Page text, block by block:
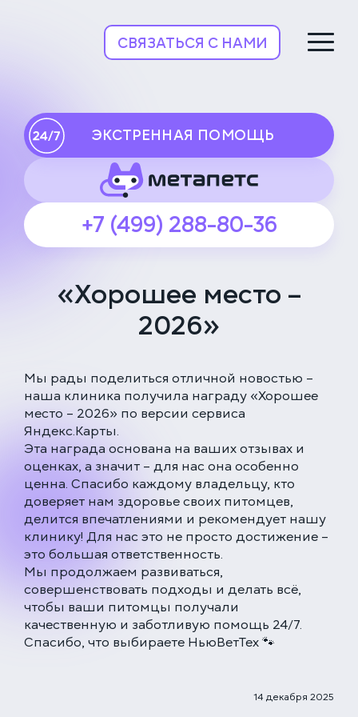
СВЯЗАТЬСЯ С НАМИ
ЭКСТРЕННАЯ ПОМОЩЬ
+7 (499) 288-80-36
«Хорошее место –
2026»
Мы рады поделиться отличной новостью –
наша клиника получила награду «Хорошее
место – 2026» по версии сервиса
Яндекс.Карты.
Эта награда основана на ваших отзывах и
оценках, а значит – для нас она особенно
ценна. Спасибо каждому владельцу, кто
доверяет нам здоровье своих питомцев,
делится впечатлениями и рекомендует нашу
клинику! Для нас это не просто достижение –
это большая ответственность.
Мы продолжаем развиваться,
совершенствовать подходы и делать всё,
чтобы ваши питомцы получали
качественную и заботливую помощь 24/7.
Спасибо, что выбираете НьюВетТех 🐾
14 декабря 2025
ЕДИНАЯ СПРАВОЧНАЯ (КРУГЛОСУТОЧНО)
+7 (499) 288-80-36
Закажите звонок, и мы перезвоним вам в течение